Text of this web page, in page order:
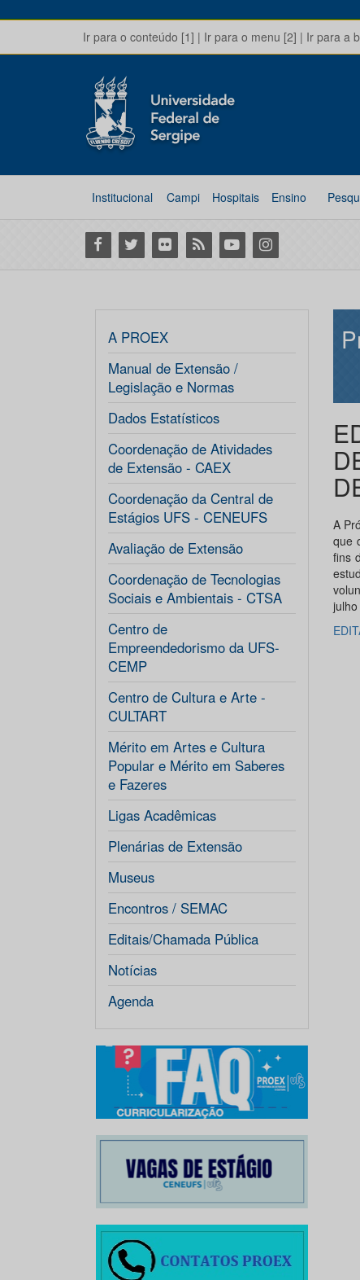
Ir para o conteúdo [1] | Ir para o menu [2] | Ir para a
Institucional Campi Hospitais Ensino
Facebook
Twitter Flickr RSS YoutubeInstagram
A PROEX
Manual de Extensão /
Legislação e Normas
Dados Estatísticos
Coordenação de Atividades
de Extensão - CAEX
Coordenação da Central de
Estágios UFS - CENEUFS
Avaliação de Extensão
Coordenação de Tecnologias
Sociais e Ambientais - CTSA
Centro de
Empreendedorismo da UFS-
CEMP
Centro de Cultura e Arte -
CULTART
Mérito em Artes e Cultura
Popular e Mérito em Saberes
e Fazeres
Ligas Acadêmicas
Plenárias de Extensão
Museus
Encontros / SEMAC
Editais/Chamada Pública
Notícias
Agenda
A
que
fins